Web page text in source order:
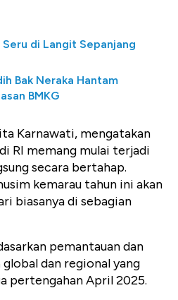
di Langit Sepanjang
Bak Neraka Hantam
BMKG
Karnawati, mengatakan
RI memang mulai terjadi
secara bertahap.
kemarau tahun ini akan
biasanya di sebagian
pemantauan dan
dan regional yang
pertengahan April 2025.